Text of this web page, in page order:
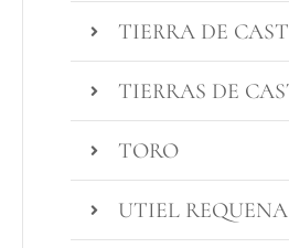
TIERRA DE
TIERRAS DE
TORO
UTIEL REQUENA